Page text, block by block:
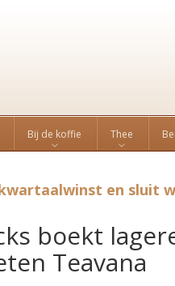
Bij de koffie Thee
en sluit
boekt
Teavana